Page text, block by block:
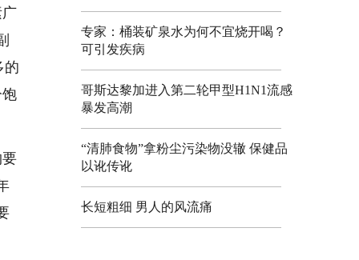
的
专家：桶装矿泉水为何不宜烧开喝？
可引发疾病
哥斯达黎加进入第二轮甲型H1N1流感
暴发高潮
“清肺食物”拿粉尘污染物没辙 保健品
以讹传讹
长短粗细 男人的风流痛